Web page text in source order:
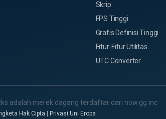
Skrip
FPS Tinggi
Grafis Definisi Tinggi
Fitur-Fitur Utilitas
UTC Converter
adalah merek dagang terdaftar dari now.gg inc
Hak Cipta Privasi Uni Eropa